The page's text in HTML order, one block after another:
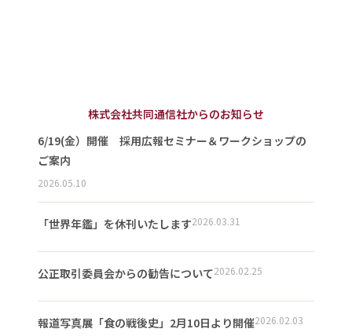
株式会社共同通信社からのお知らせ
6/19(金）開催 採用広報セミナー＆ワークショップの
ご案内
2026.05.10
「世界年鑑」を休刊いたします2026.03.31
公正取引委員会からの勧告について2026.02.25
報道写真展「食の戦後史」2月10日より開催2026.02.03